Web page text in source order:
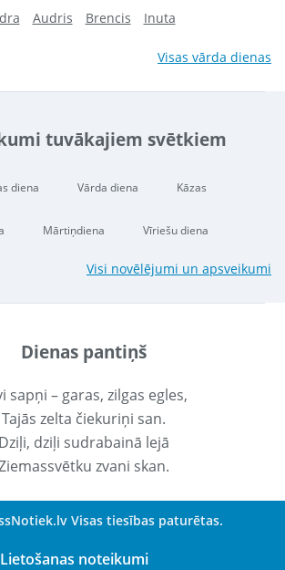
Audris Brencis Inuta
Visas vārda dienas
tuvākajiem svētkiem
diena Vārda diena Kāzas
Mārtiņdiena Vīriešu diena
Visi novēlējumi un apsveikumi
Dienas pantiņš
sapņi – garas, zilgas egles,
Tajās zelta čiekuriņi san.
Dziļi, dziļi sudrabainā lejā
zvani skan.
Visas tiesības paturētas.
Lietošanas noteikumi